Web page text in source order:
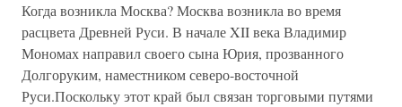
Когда возникла Москва? Москва возникла во время
расцвета Древней Руси. В начале XII века Владимир
Мономах направил своего сына Юрия, прозванного
Долгоруким, наместником северо-восточной
Руси.Поскольку этот край был связан торговыми путями